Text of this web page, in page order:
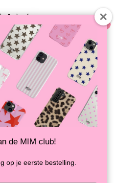
0
Terug
SOFTCASE
OP VOORRAAD
de MIM club!
op je eerste bestelling.